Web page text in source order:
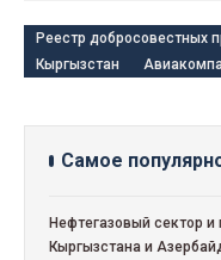
Реестр добросовестных
Кыргызстан
Самое
Нефтегазовый сектор и
Кыргызстана и